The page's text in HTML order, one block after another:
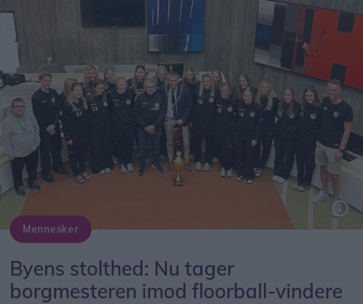
Mennesker
Byens stolthed: Nu tager
borgmesteren imod floorball-vindere